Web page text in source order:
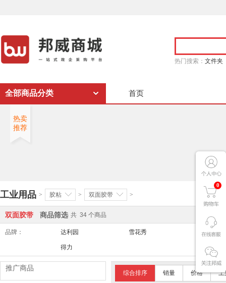
热门搜索： 文件夹
0
全部商品分类 首页
热卖
推荐
工业用品 > 胶粘 > 双面胶带 >
双面胶带 商品筛选 共 34 个商品
品牌： 达利园 雪花秀 舒适达/
得力
综合排序 销量 价格 上
推广商品